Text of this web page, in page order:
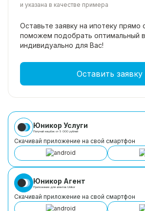
и указана в качестве примера
Оставьте заявку на ипотеку прямо
поможем подобрать оптимальный
индивидуально для Вас!
Оставить заявку
Юникор Услуги
Получай кешбэк от 5 000 рублей
Скачивай приложение на свой смартфон
Юникор Агент
Приложение для агентов Unikor
Скачивай приложение на свой смартфон